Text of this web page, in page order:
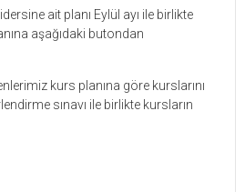
ait planı Eylül ayı ile birlikte
aşağıdaki butondan
kurs planına göre kurslarını
sınavı ile birlikte kursların